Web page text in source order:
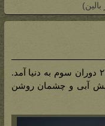
پسر فوندین در سال ۲۷۷۲ دوران سوم به دنیا آمد.
آبی و چشمان روشن